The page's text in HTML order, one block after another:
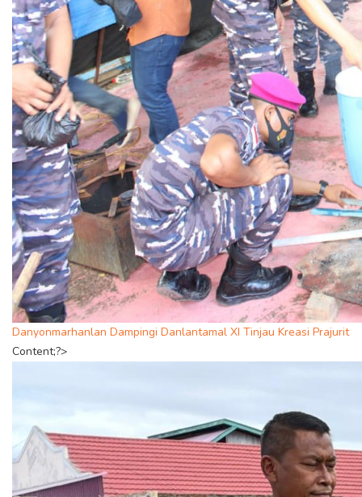
Danyonmarhanlan Dampingi Danlantamal XI Tinjau Kreasi Prajurit
Content;?>